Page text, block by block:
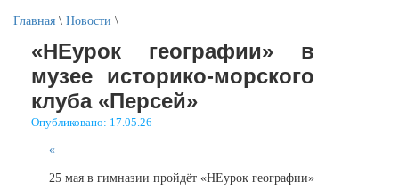
Главная \ Новости \
«НЕурок географии» в
музее историко-морского
клуба «Персей»
Опубликовано: 17.05.26
«
25 мая в гимназии пройдёт «НЕурок географии»